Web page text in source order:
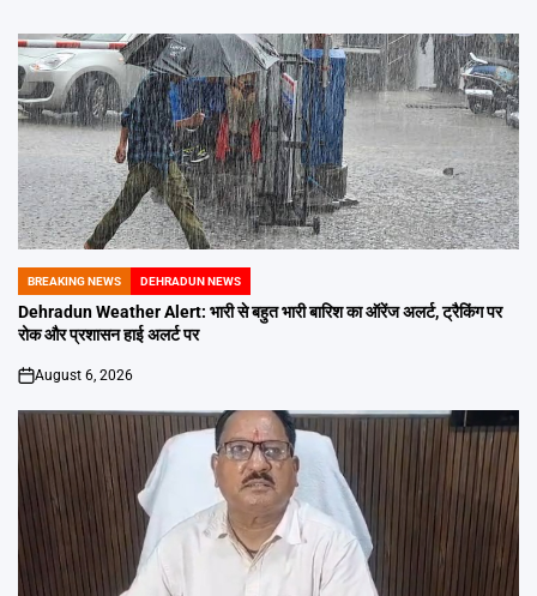
POSTED
IN
BREAKING NEWS DEHRADUN NEWS
Dehradun Weather Alert: भारी से बहुत भारी बारिश का ऑरेंज अलर्ट, ट्रैकिंग पर
रोक और प्रशासन हाई अलर्ट पर
on
August 6, 2026